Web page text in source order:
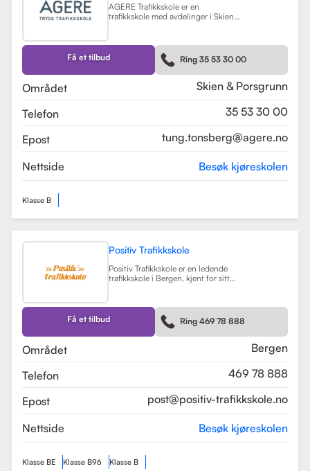
AGERE Trafikkskole er en
trafikkskole med avdelinger i Skien
førerkortklasser, fra moped til buss
og lastebil. Skolen har som mål å gi
elevene de nødvendige ferdighetene
og holdningene for å bli trygge og
kompetente sjåfører, med et fokus
på nullvisjonen om ingen drepte
god kvalitet på opplæringen.
AGERE Trafikkskole tilbyr også ulike
teorikurs og spesialiserte moduler
Les mer
Få et tilbud Ring 35 53 30 00
Området
Skien & Porsgrunn
Telefon
35 53 30 00
Epost
tung.tonsberg@agere.no
Nettside Besøk kjøreskolen
Klasse B
Positiv Trafikkskole
Positiv Trafikkskole er en ledende
trafikkskole i Bergen, kjent for sitt
føreropplæring for både bil,
tilhenger og moped, og har
spesialiserte kurs som trafikalt
grunnkurs og mørkekjøring. Les mer
Få et tilbud Ring 469 78 888
Området
Bergen
Telefon
469 78 888
Epost
post@positiv-trafikkskole.no
Nettside Besøk kjøreskolen
Klasse BE Klasse B96 Klasse B